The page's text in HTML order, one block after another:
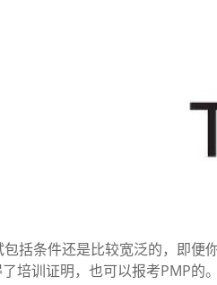
条件还是比较宽泛的，即便
培训证明，也可以报考PMP的。